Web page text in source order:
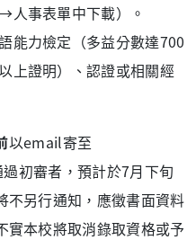
人事表單中下載）。
能力檢定（多益分數達700
上證明）、認證或相關經
以email寄至
過初審者，預計於7月下旬
不另行通知，應徵書面資料
實本校將取消錄取資格或予